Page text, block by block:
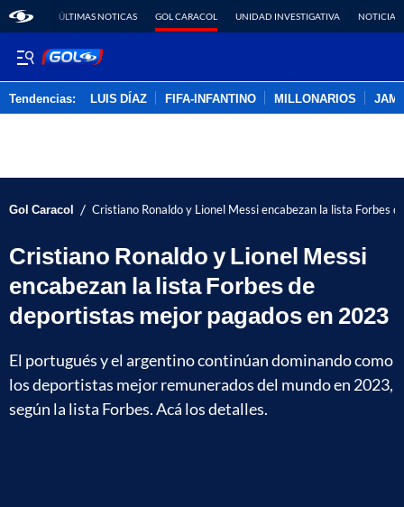
ÚLTIMAS NOTICAS GOL CARACOL UNIDAD INVESTIGATIVA NOTICIAS
Tendencias: LUIS DÍAZ FIFA-INFANTINO MILLONARIOS
Gol Caracol / Cristiano Ronaldo y Lionel Messi encabezan la lista Forbes
Cristiano Ronaldo y Lionel Messi
encabezan la lista Forbes de
deportistas mejor pagados en 2023
El portugués y el argentino continúan dominando como
los deportistas mejor remunerados del mundo en 2023,
según la lista Forbes. Acá los detalles.